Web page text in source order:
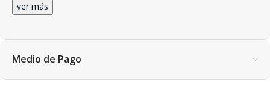
ver más
Medio de Pago